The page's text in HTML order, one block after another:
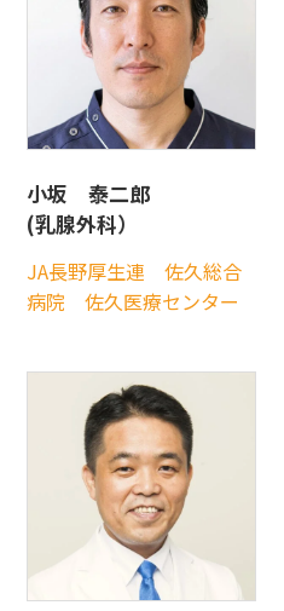
小坂 泰二郎
(乳腺外科）
JA長野厚生連 佐久総合
病院 佐久医療センター